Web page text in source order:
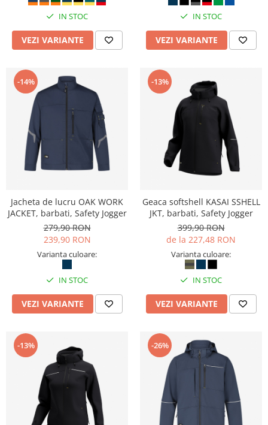
IN STOC
VEZI VARIANTE
IN STOC
VEZI VARIANTE
-14%
Jacheta de lucru OAK WORK
JACKET, barbati, Safety Jogger
279,90 RON
239,90 RON
Varianta culoare:
IN STOC
VEZI VARIANTE
-13%
Geaca softshell KASAI SSHELL
JKT, barbati, Safety Jogger
399,90 RON
de la 227,48 RON
Varianta culoare:
IN STOC
VEZI VARIANTE
-13% -26%